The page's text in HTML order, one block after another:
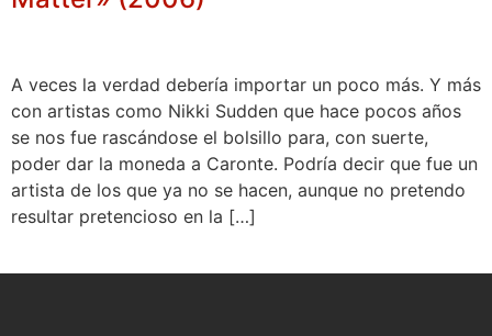
A veces la verdad debería importar un poco más. Y más
con artistas como Nikki Sudden que hace pocos años
se nos fue rascándose el bolsillo para, con suerte,
poder dar la moneda a Caronte. Podría decir que fue un
artista de los que ya no se hacen, aunque no pretendo
resultar pretencioso en la […]